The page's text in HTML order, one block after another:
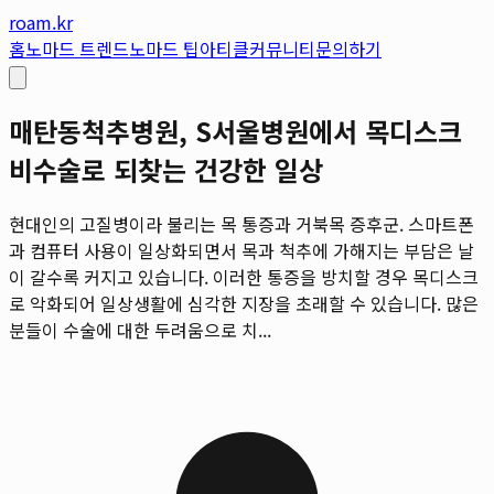
roam.kr
홈노마드 트렌드노마드 팁아티클커뮤니티문의하기
매탄동척추병원, S서울병원에서 목디스크
비수술로 되찾는 건강한 일상
현대인의 고질병이라 불리는 목 통증과 거북목 증후군. 스마트폰
과 컴퓨터 사용이 일상화되면서 목과 척추에 가해지는 부담은 날
이 갈수록 커지고 있습니다. 이러한 통증을 방치할 경우 목디스크
로 악화되어 일상생활에 심각한 지장을 초래할 수 있습니다. 많은
분들이 수술에 대한 두려움으로 치...